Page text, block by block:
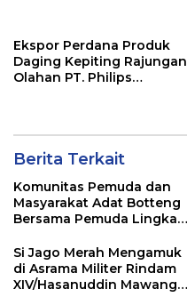
Ekspor Perdana Produk
Daging Kepiting Rajungan
Olahan PT. Philips
Berita Terkait
Komunitas Pemuda dan
Masyarakat Adat Botteng
Bersama Pemuda Lingkar
Tambang Logam Tanah
Jarang
Si Jago Merah Mengamuk
di Asrama Militer Rindam
XIV/Hasanuddin Mawang,